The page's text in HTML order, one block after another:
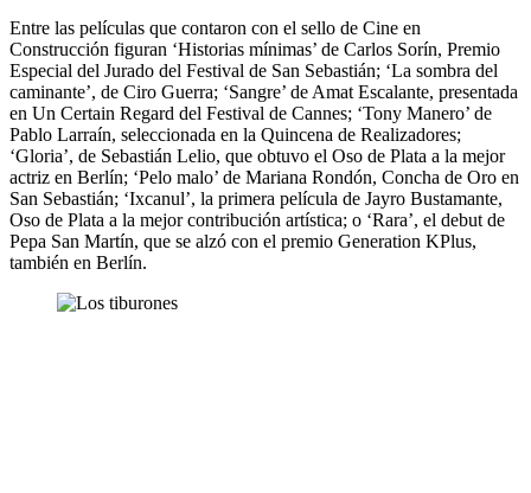
Entre las películas que contaron con el sello de Cine en
Construcción figuran ‘Historias mínimas’ de Carlos Sorín, Premio
Especial del Jurado del Festival de San Sebastián; ‘La sombra del
caminante’, de Ciro Guerra; ‘Sangre’ de Amat Escalante, presentada
en Un Certain Regard del Festival de Cannes; ‘Tony Manero’ de
Pablo Larraín, seleccionada en la Quincena de Realizadores;
‘Gloria’, de Sebastián Lelio, que obtuvo el Oso de Plata a la mejor
actriz en Berlín; ‘Pelo malo’ de Mariana Rondón, Concha de Oro en
San Sebastián; ‘Ixcanul’, la primera película de Jayro Bustamante,
Oso de Plata a la mejor contribución artística; o ‘Rara’, el debut de
Pepa San Martín, que se alzó con el premio Generation KPlus,
también en Berlín.